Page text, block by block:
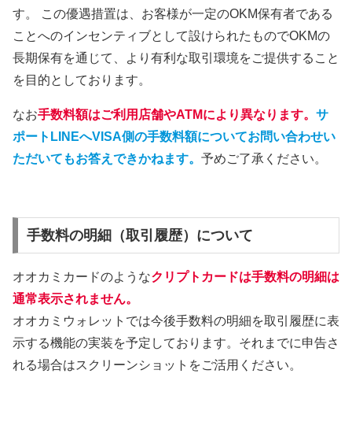
す。 この優遇措置は、お客様が一定のOKM保有者である
ことへのインセンティブとして設けられたものでOKMの
長期保有を通じて、より有利な取引環境をご提供すること
を目的としております。
なお手数料額はご利用店舗やATMにより異なります。 サ
ポートLINEへVISA側の手数料額についてお問い合わせい
ただいてもお答えできかねます。 予めご了承ください。
手数料の明細（取引履歴）について
オオカミカードのようなクリプトカードは手数料の明細は
通常表示されません。
オオカミウォレットでは今後手数料の明細を取引履歴に表
示する機能の実装を予定しております。それまでに申告さ
れる場合はスクリーンショットをご活用ください。